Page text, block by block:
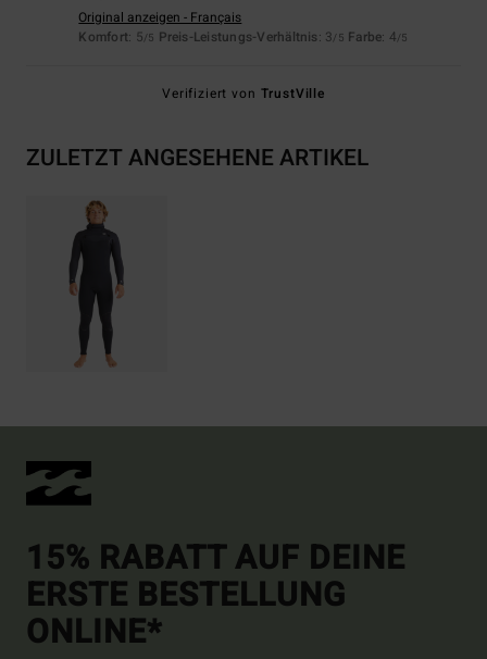
Original anzeigen - Français
Komfort: 5/5 Preis-Leistungs-Verhältnis: 3/5 Farbe: 4/5
Verifiziert von TrustVille
ZULETZT ANGESEHENE ARTIKEL
15% RABATT AUF DEINE
ERSTE BESTELLUNG
ONLINE*